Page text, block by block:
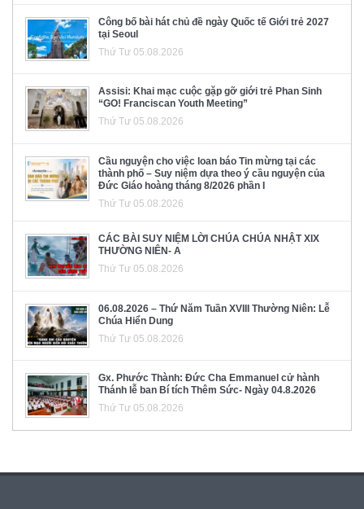
Công bố bài hát chủ đề ngày Quốc tế Giới trẻ 2027
tại Seoul
Thứ Tư 05.08.2026
Assisi: Khai mạc cuộc gặp gỡ giới trẻ Phan Sinh
“GO! Franciscan Youth Meeting”
Thứ Tư 05.08.2026
Cầu nguyện cho việc loan báo Tin mừng tại các
thành phố – Suy niệm dựa theo ý cầu nguyện của
Đức Giáo hoàng tháng 8/2026 phần I
Thứ Tư 05.08.2026
CÁC BÀI SUY NIỆM LỜI CHÚA CHÚA NHẬT XIX
THƯỜNG NIÊN- A
Thứ Tư 05.08.2026
06.08.2026 – Thứ Năm Tuần XVIII Thường Niên: Lễ
Chúa Hiển Dung
Thứ Tư 05.08.2026
Gx. Phước Thành: Đức Cha Emmanuel cử hành
Thánh lễ ban Bí tích Thêm Sức- Ngày 04.8.2026
Thứ Tư 05.08.2026